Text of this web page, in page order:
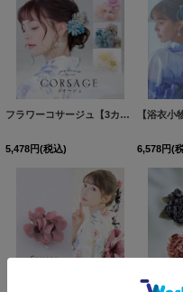
フラワーコサージュ【3カラー】[OF04]
5,478円(税込) 6,578円(